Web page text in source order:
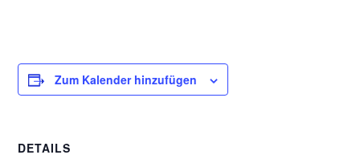
Zum Kalender hinzufügen
DETAILS